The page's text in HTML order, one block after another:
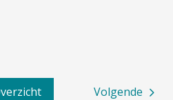
Volgende
Overzicht